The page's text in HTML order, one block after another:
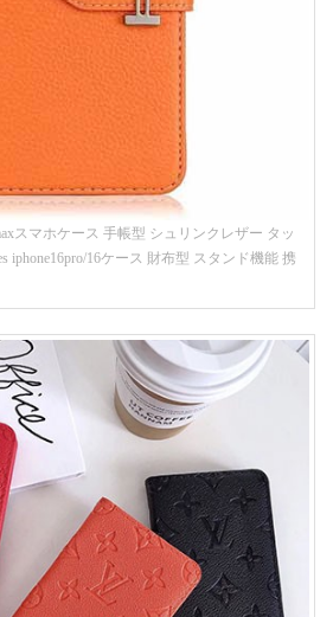
スマホケース 手帳型 シュリンクレザー タッ
iphone16pro/16ケース 財布型 スタンド機能 携
ォーン15/14/13ケース 手帳 レディース 人気